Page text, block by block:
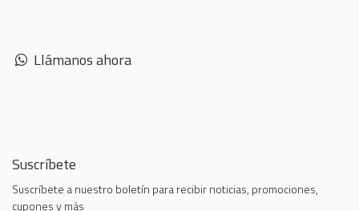
Llámanos ahora
Suscríbete
Suscríbete a nuestro boletín para recibir noticias, promociones,
cupones y más